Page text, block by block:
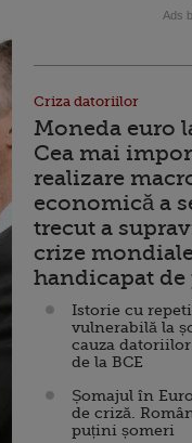
Ads
Criza datoriilor
Moneda euro
Cea mai
realizare
economică a
trecut a
crize
handicapat
Istorie cu
vulnerabilă la
cauza
de la BCE
Șomajul în
de criză.
puțini șomeri